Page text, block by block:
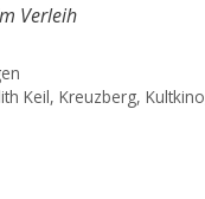
Verleih
Keil,Kreuzberg,Kultkino